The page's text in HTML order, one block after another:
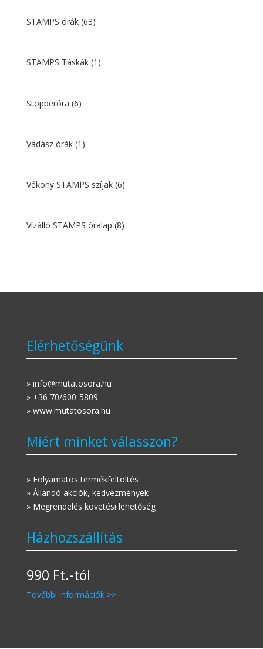
STAMPS órák (63)
STAMPS Táskák (1)
Stopperóra (6)
Vadász órák (1)
Vékony STAMPS szíjak (6)
Vízálló STAMPS óralap (8)
Elérhetőségünk
» info@mutatosora.hu
» +36 70/600-5809
» www.mutatosora.hu
Miért minket válasszon?
» Folyamatos termékfeltöltés
» Állandó akciók, kedvezmények
» Megrendelés követési lehetőség
Házhozszállítás
990 Ft.-tól
További információk >>